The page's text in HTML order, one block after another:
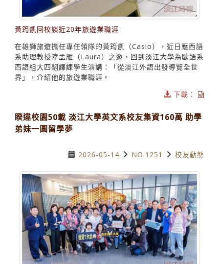
黃筠凱回校談近20年旅遊業職涯
在雄獅旅遊擔任專任領隊的黃筠凱（Casio），近日應西語
系助理教授陸孟雁（Laura）之邀，回到淡江大學為歐語系
西語組大四翻譯課學生演講：「從淡江外語出發導覽全世
界」，介紹他的旅遊業職涯。
下載：
睽違校園50載 淡江大學英文系校友集資160萬 助學
弟妹一圓留學夢
2026-05-14 NO.1251 校友動態